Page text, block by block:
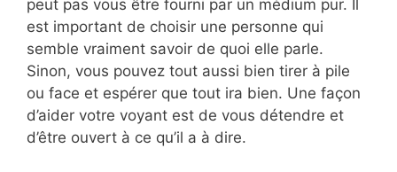
peut pas vous être fourni par un médium pur. Il
est important de choisir une personne qui
semble vraiment savoir de quoi elle parle.
Sinon, vous pouvez tout aussi bien tirer à pile
ou face et espérer que tout ira bien. Une façon
d’aider votre voyant est de vous détendre et
d’être ouvert à ce qu’il a à dire.